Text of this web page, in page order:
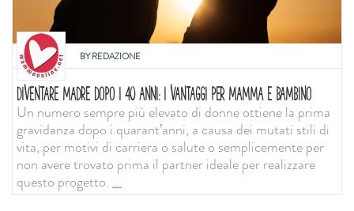
BYREDAZIONE
DIVENTARE MADRE DOPO I 40 ANNI: I VANTAGGI PER MAMMA E BAMBINO
Un numero sempre più elevato di donne ottiene la prima
gravidanza dopo i quarant’anni, a causa dei mutati stili di
vita, per motivi di carriera o salute o semplicemente per
non avere trovato prima il partner ideale per realizzare
questo progetto....